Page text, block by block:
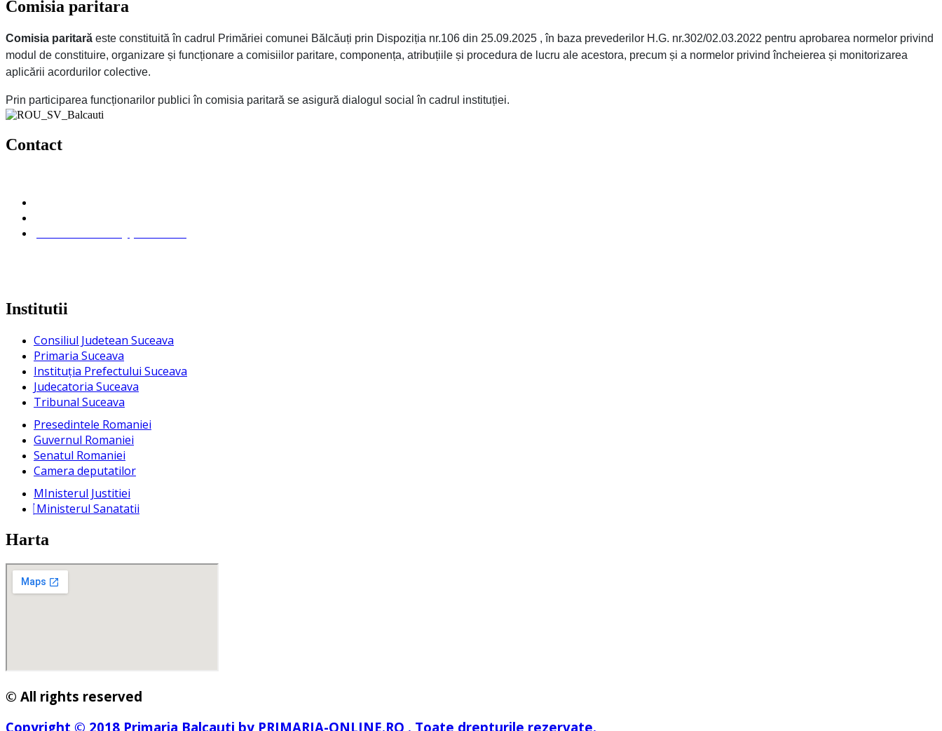
Comisia paritara
Comisia paritară este constituită în cadrul Primăriei comunei Bălcăuți prin Dispoziția nr.106 din 25.09.2025 , în baza prevederilor H.G. nr.302/02.03.2022 pentru aprobarea normelor privind
modul de constituire, organizare și funcționare a comisiilor paritare, componența, atribuțiile și procedura de lucru ale acestora, precum și a normelor privind încheierea și monitorizarea
aplicării acordurilor colective.
Prin participarea funcționarilor publici în comisia paritară se asigură dialogul social în cadrul instituției.
Contact
Institutii
Consiliul Judetean Suceava
Primaria Suceava
Instituţia Prefectului Suceava
Judecatoria Suceava
Tribunal Suceava
Presedintele Romaniei
Guvernul Romaniei
Senatul Romaniei
Camera deputatilor
MInisterul Justitiei
Ministerul Sanatatii
Harta
© All rights reserved
Copyright © 2018 Primaria Balcauti by PRIMARIA-ONLINE.RO . Toate drepturile rezervate.